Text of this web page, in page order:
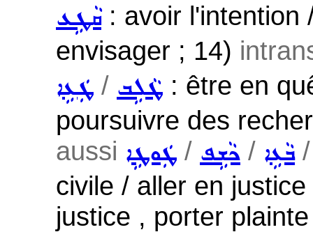
ܩܵܛܹܥ: avoir l'intention
envisager ; 14)
ܛܲܥܹܐ / ܛܵܠܹܒ : être en
poursuivre des
aussi ܛܲܘܛܹܐ / ܟܵܫܹܦ / ܒܵܥܹܐ
civile / aller en
justice , porter